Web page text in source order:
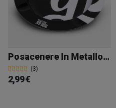
Posacenere In Metallo GB
(3)
2,99 €